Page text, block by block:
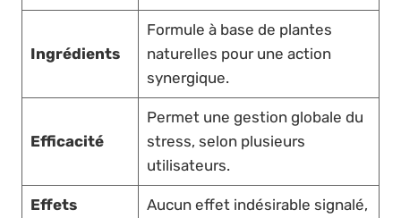
Ingrédients
Formule à base de plantes
naturelles pour une action
synergique.
Efficacité
Permet une gestion globale du
stress, selon plusieurs
utilisateurs.
Effets
Aucun effet indésirable signalé,